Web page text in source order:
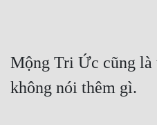
Mộng Tri Ức cũng
không nói thêm gì.